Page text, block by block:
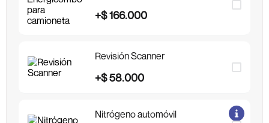
+$166.000
Revisión Scanner
+$58.000
Nitrógeno automóvil